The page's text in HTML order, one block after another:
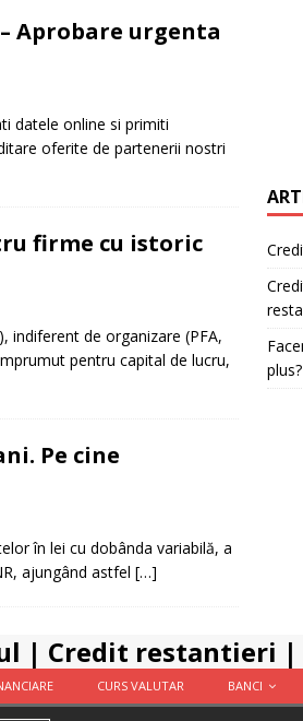
Aprobare urgenta
datele online si primiti
oferite de partenerii nostri
firme cu istoric
indiferent de organizare (PFA,
pentru capital de lucru,
Pe cine
în lei cu dobânda variabilă, a
ajungând astfel […]
| Credit restantieri |
CURS VALUTAR BANCI